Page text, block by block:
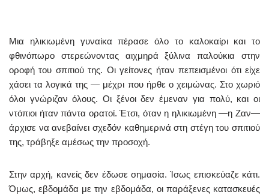
Μια ηλικιωμένη γυναίκα πέρασε όλο το καλοκαίρι και το
φθινόπωρο στερεώνοντας αιχμηρά ξύλινα παλούκια στην
οροφή του σπιτιού της. Οι γείτονες ήταν πεπεισμένοι ότι είχε
χάσει τα λογικά της — μέχρι που ήρθε ο χειμώνας. Στο χωριό
όλοι γνώριζαν όλους. Οι ξένοι δεν έμεναν για πολύ, και οι
ντόπιοι ήταν πάντα ορατοί. Έτσι, όταν η ηλικιωμένη —η Ζαν—
άρχισε να ανεβαίνει σχεδόν καθημερινά στη στέγη του σπιτιού
της, τράβηξε αμέσως την προσοχή.
Στην αρχή, κανείς δεν έδωσε σημασία. Ίσως επισκεύαζε κάτι.
Όμως, εβδομάδα με την εβδομάδα, οι παράξενες κατασκευές